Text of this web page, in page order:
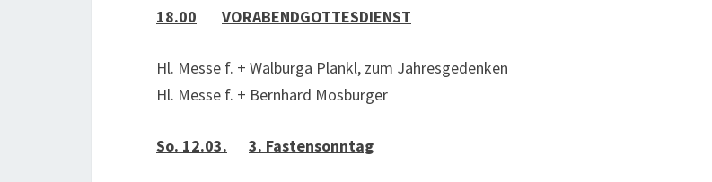
18.00 VORABENDGOTTESDIENST
Hl. Messe f. + Walburga Plankl, zum Jahresgedenken
Hl. Messe f. + Bernhard Mosburger
So. 12.03. 3. Fastensonntag